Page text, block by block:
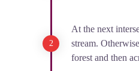
At the next
stream.
forest and then